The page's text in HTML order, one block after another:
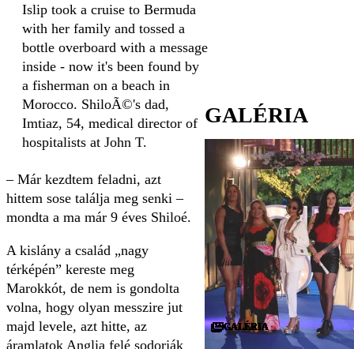
Islip took a cruise to Bermuda
with her family and tossed a
bottle overboard with a message
inside - now it's been found by
a fisherman on a beach in
Morocco. ShiloÃ©'s dad,
Imtiaz, 54, medical director of
hospitalists at John T.
– Már kezdtem feladni, azt
hittem sose találja meg senki –
mondta a ma már 9 éves Shiloé.
A kislány a család „nagy
térképén” kereste meg
Marokkót, de nem is gondolta
volna, hogy olyan messzire jut
majd levele, azt hitte, az
áramlatok Anglia felé sodorják
GALÉRIA
GALÉRIA
GALÉRIA
GALÉRIA
GALÉRIA
GALÉRIA
GALÉRIA
GALÉRIA
GALÉRIA
GALÉRIA
GALÉRIA
GALÉRIA
GALÉRIA
GALÉRIA
GALÉRIA
GALÉRIA
GALÉRIA
GALÉRIA
GALÉRIA
GALÉRIA
GALÉRIA
GALÉRIA
GALÉRIA
GALÉRIA
GALÉRIA
GALÉRIA
GALÉRIA
GALÉRIA
GALÉRIA
GALÉRIA
GALÉRIA